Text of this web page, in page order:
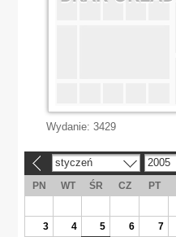
Wydanie: 3429
styczeń 2005
PN WT ŚR CZ PT
3
4 5 6 7